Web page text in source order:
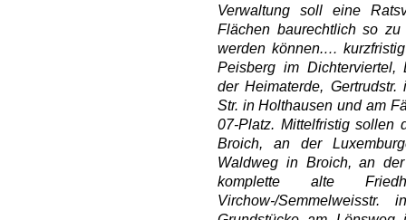
Verwaltung soll eine
Flächen baurechtlich so
werden können.…
Peisberg im Dichterviertel,
der Heimaterde, Gertrudstr.
Str. in Holthausen und am
07-Platz. Mittelfristig sollen
Broich, an der
Waldweg in Broich, an
komplette alte
Virchow-/